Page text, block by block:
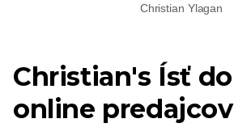
Christian Ylagan
Christian's Ísť do
online predajcov